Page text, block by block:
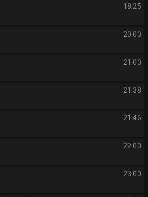
18:25
20:00
21:00
21:38
21:46
22:00
23:00